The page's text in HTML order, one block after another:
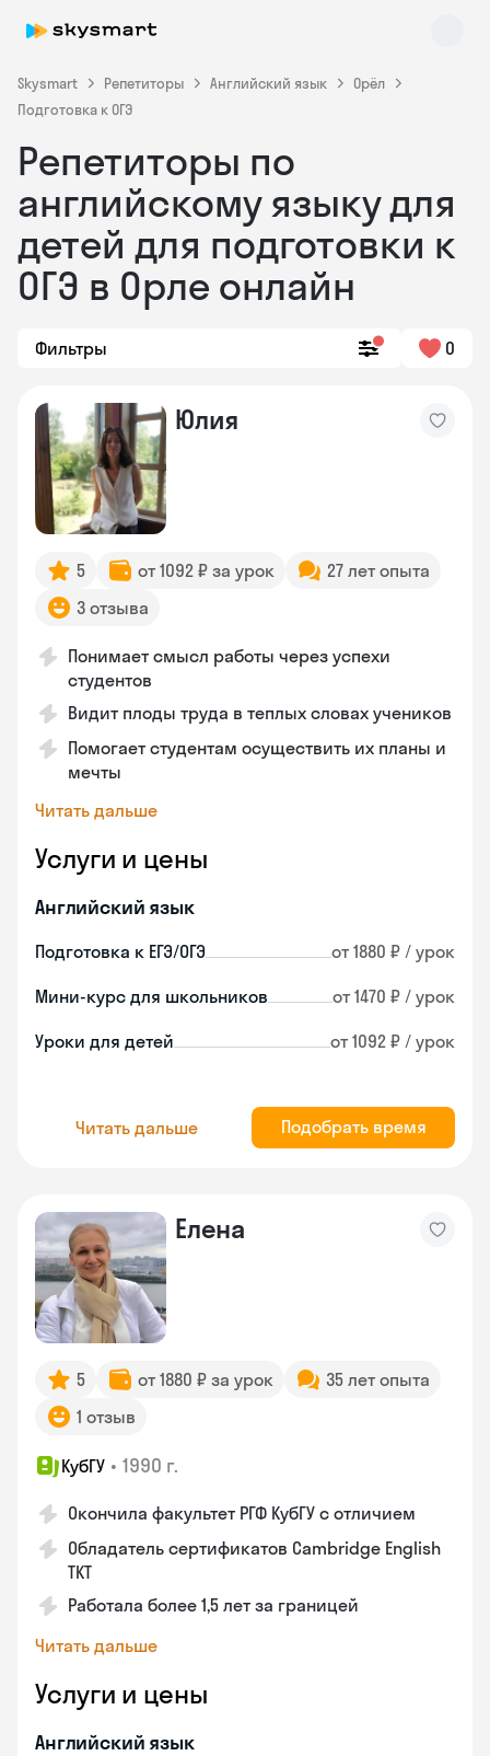
Skysmart Репетиторы Английский язык
Орёл
Подготовка к ОГЭ
Репетиторы по
английскому языку для
детей для подготовки к
ОГЭ в Орле онлайн
Фильтры 0
Юлия
5 от 1092 ₽ за урок
27 лет опыта
3 отзыва
Понимает смысл работы через успехи
студентов
Видит плоды труда в теплых словах учеников
Помогает студентам осуществить их планы и
мечты
Читать дальше
Услуги и цены
Английский язык
Подготовка к ЕГЭ/ОГЭ от 1880 ₽ / урок
Мини-курс для школьников от 1470 ₽ / урок
Уроки для детей от 1092 ₽ / урок
Читать дальше Подобрать время
Елена
5 от 1880 ₽ за урок
35 лет опыта
1 отзыв
КубГУ • 1990 г.
Окончила факультет РГФ КубГУ с отличием
Обладатель сертификатов Cambridge English
TKT
Работала более 1,5 лет за границей
Читать дальше
Услуги и цены
Английский язык
Skysmart Chat